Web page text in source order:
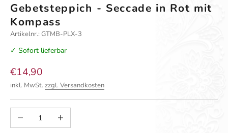
Gebetsteppich - Seccade in Rot mit
Kompass
Artikelnr.: GTMB-PLX-3
✓ Sofort lieferbar
Angebot
€14,90
inkl. MwSt. zzgl. Versandkosten
Anzahl verringernAnzahl erhöhen